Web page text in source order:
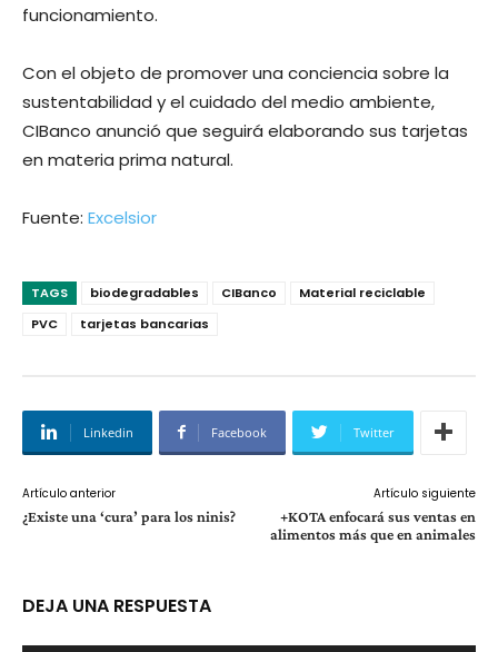
funcionamiento.
Con el objeto de promover una conciencia sobre la
sustentabilidad y el cuidado del medio ambiente,
CIBanco anunció que seguirá elaborando sus tarjetas
en materia prima natural.
Fuente: Excelsior
TAGS biodegradables CIBanco
Material reciclable
PVC
tarjetas bancarias
Linkedin Facebook Twitter
Artículo anterior
¿Existe una ‘cura’ para los ninis?
Artículo siguiente
+KOTA enfocará sus ventas en
alimentos más que en animales
DEJA UNA RESPUESTA